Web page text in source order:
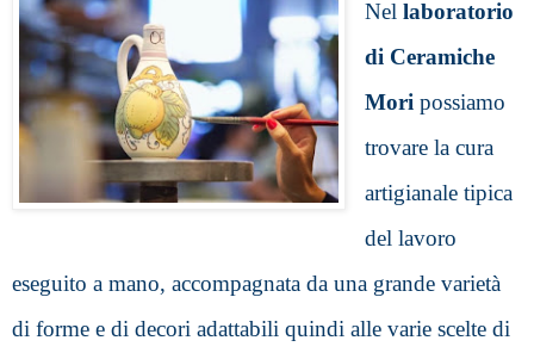
Nel laboratorio
di Ceramiche
Mori possiamo
trovare la cura
artigianale tipica
del lavoro
eseguito a mano, accompagnata da una grande varietà
di forme e di decori adattabili quindi alle varie scelte di